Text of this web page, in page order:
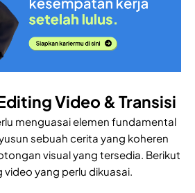
Video & Transisi
menguasai elemen fundamental
sebuah cerita yang koheren
visual yang tersedia. Berikut
yang perlu dikuasai.